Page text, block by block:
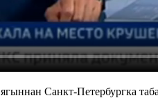
Санкт-Петербургка